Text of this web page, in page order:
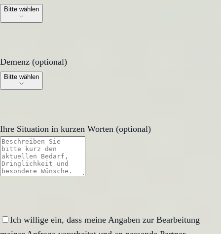
Bitte wählen
Demenz (optional)
Demenz (optional)
Bitte wählen
Ihre Situation in kurzen Worten (optional)
Ich willige ein, dass meine Angaben zur Bearbeitung